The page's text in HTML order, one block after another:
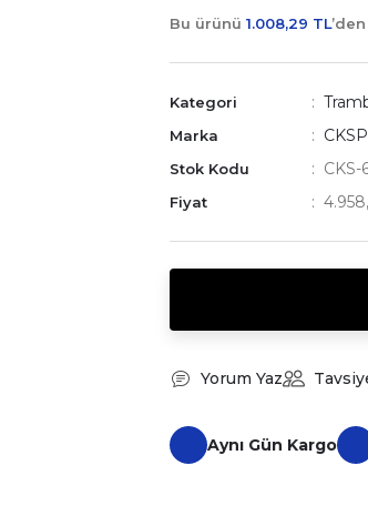
Bu ürünü 1.008,29 TL
Kategori
Marka
Stok Kodu CKS-
Fiyat
Yorum Yaz
Aynı Gün Kargo